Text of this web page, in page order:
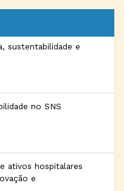
sustentabilidade e
no SNS
ativos hospitalares
e